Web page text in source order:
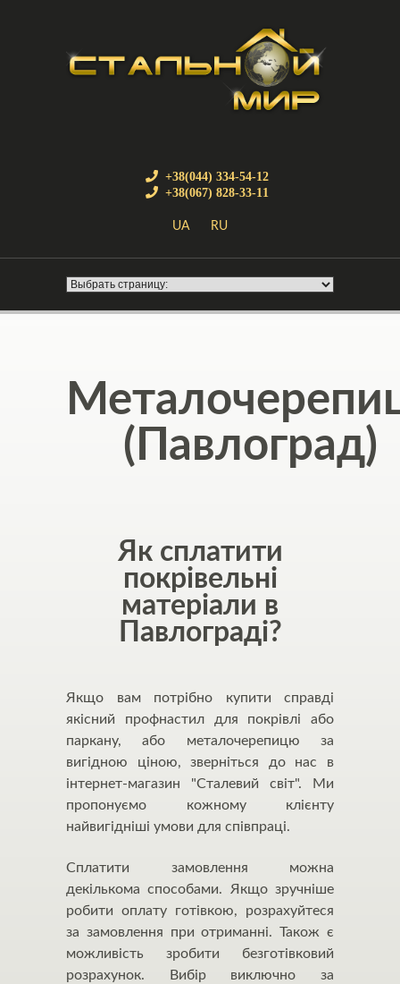
+38(044) 334-54-12
+38(067) 828-33-11
UA RU
(Павлоград)
Як сплатити
покрівельні
матеріали в
Павлограді?
Якщо вам потрібно купити справді
якісний профнастил для покрівлі або
паркану, або металочерепицю за
вигідною ціною, зверніться до нас в
інтернет-магазин "Сталевий світ". Ми
пропонуємо кожному клієнту
найвигідніші умови для співпраці.
Сплатити замовлення можна
декількома способами. Якщо зручніше
робити оплату готівкою, розрахуйтеся
за замовлення при отриманні. Також є
можливість зробити безготівковий
розрахунок. Вибір виключно за